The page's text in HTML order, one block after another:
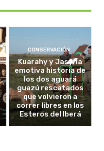
CONSERVACIÓN
Kuarahy y Jasy, la
emotiva historia de
los dos aguará
guazú rescatados
que volvieron a
correr libres en los
Esteros del Iberá